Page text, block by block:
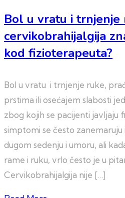
Bol u vratu i trnjenje
cervikobrahijalgija
kod fizioterapeuta?
Bol u vratu i trnjenje ruke,
prstima ili osećajem slabosti
zbog kojih se pacijenti javljaju
simptomi se često zanemaruju
dugom sedenju i umoru, ali
rame i ruku, vrlo često je u
Cervikobrahijalgija nije […]